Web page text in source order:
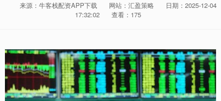
来源：牛客栈配资APP下载 网站：汇盈策略
日期：2025-12-04
17:32:02
查看：175